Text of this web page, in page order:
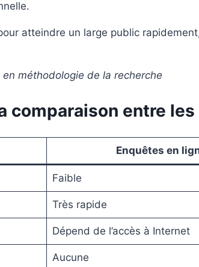
atteindre un large public
méthodologie de la recherche
comparaison entre les
Enquêtes en
Faible
Très rapide
Dépend de l’accès à Internet
Aucune